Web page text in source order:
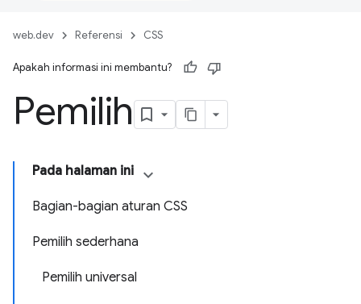
web.dev Referensi CSS
Apakah informasi ini membantu?
Pemilih
Pada halaman ini
Bagian-bagian aturan CSS
Pemilih sederhana
Pemilih universal